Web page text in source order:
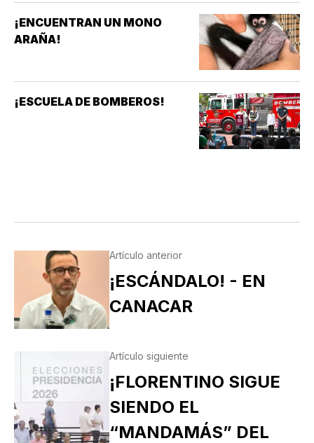
¡ENCUENTRAN UN MONO
ARAÑA!
¡ESCUELA DE BOMBEROS!
Artículo anterior
¡ESCÁNDALO! - EN
CANACAR
Artículo siguiente
¡FLORENTINO SIGUE
SIENDO EL
“MANDAMÁS” DEL